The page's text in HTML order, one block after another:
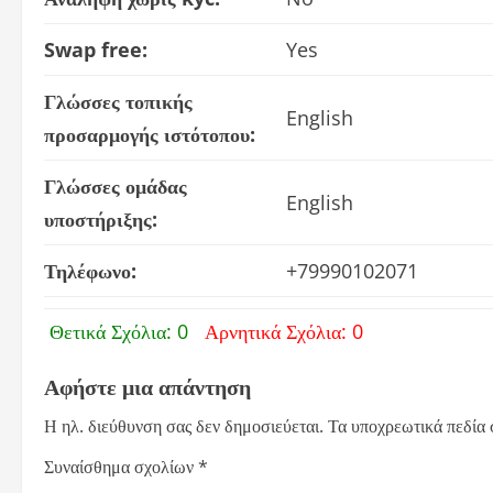
Swap free:
Yes
Γλώσσες τοπικής
προσαρμογής ιστότοπου:
English
Γλώσσες ομάδας
υποστήριξης:
English
Τηλέφωνο: +79990102071
Θετικά Σχόλια: 0 Αρνητικά Σχόλια: 0
Αφήστε μια απάντηση
Η ηλ. διεύθυνση σας δεν δημοσιεύεται. Τα υποχρεωτικά πεδία
Συναίσθημα σχολίων*